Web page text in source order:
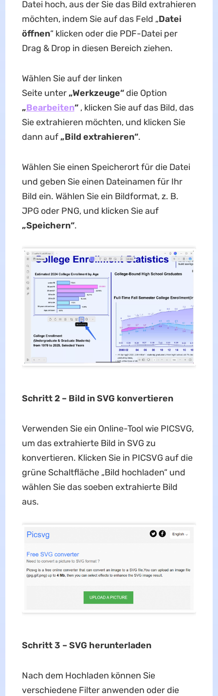
Datei hoch, aus der Sie das Bild extrahieren
möchten, indem Sie auf das Feld „Datei
öffnen“ klicken oder die PDF-Datei per
Drag & Drop in diesen Bereich ziehen.
Wählen Sie auf der linken
Seite unter „Werkzeuge“die Option
„Bearbeiten“, klicken Sie auf das Bild, das
Sie extrahieren möchten, und klicken Sie
dann auf „Bild extrahieren“.
Wählen Sie einen Speicherort für die Datei
und geben Sie einen Dateinamen für Ihr
Bild ein. Wählen Sie ein Bildformat, z. B.
JPG oder PNG, und klicken Sie auf
„Speichern“.
Schritt 2 – Bild in SVG konvertieren
Verwenden Sie ein Online-Tool wie PICSVG,
um das extrahierte Bild in SVG zu
konvertieren. Klicken Sie in PICSVG auf die
grüne Schaltfläche „Bild hochladen“ und
wählen Sie das soeben extrahierte Bild
aus.
Schritt 3 – SVG herunterladen
Nach dem Hochladen können Sie
verschiedene Filter anwenden oder die